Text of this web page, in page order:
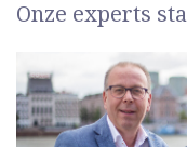
Onze experts